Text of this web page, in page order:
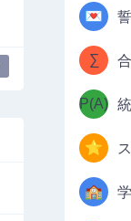
💌
∑
P(A)
⭐
🏫